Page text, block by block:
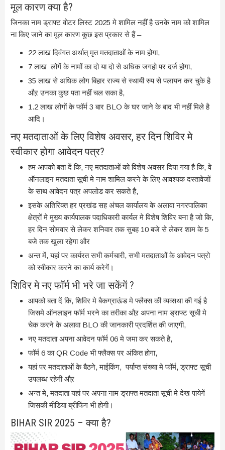
मूल कारण क्या है?
जिनका नाम ड्राफ्ट वोटर लिस्ट 2025 मे शामिल नहीं है उनके नाम को शामिल
ना किए जाने का मूल कारण कुछ इस प्रकार से हैं –
22 लाख दिवंगत अर्थात् मृत मतदाताओं के नाम होगा,
7 लाख लोगें के नामों का दो या दो से अधिक जगहो पर दर्ज होगा,
35 लाख से अधिक लोग बिहार राज्य से स्थायी रुप से पलायन कर चुके है
औऱ उनका कुछ पता नहीं चल सका है,
1.2 लाख लोगों के फॉर्म 3 बार BLO के घर जाने के बाद भी नहीं मिले है
आदि।
नए मतदाताओं के लिए विशेष अवसर, हर दिन शिविर मे
स्वीकार होगा आवेदन पत्र?
हम आपको बता दें कि, नए मतदाताओं को विशेष अवसर दिया गया है कि, वे
ऑनलाइन मतदाता सूची मे नाम शामिल करने के लिए आवश्यक दस्तावेजों
के साथ आवेदन पत्र अपलोड कर सकते है,
इसके अतिरिक्त हर प्रखंड सह अंचल कार्यालय के अलावा नगरपालिका
क्षेत्रों मे मुख्य कार्यपालक पदाधिकारी कार्यल मे विशेष शिविर बना है जो कि,
हर दिन सोमवार से लेकर शनिवार तक सुबह 10 बजे से लेकर शाम के 5
बजे तक खुला रहेगा और
अन्त में, यहां पर कार्यरत सभी कर्मचारी, सभी मतदाताओं के आवेदन पत्रो
को स्वीकार करने का कार्य करेगें।
शिविर मे नए फॉर्म भी भरे जा सकेंगें ?
आपको बता दें कि, शिविर मे बैकग्राऊंड मे फ्लैक्स की व्यव्सथा की गई है
जिसमे ऑनलाइन फॉर्म भरने का तरीका औऱ अपना नाम ड्राफ्ट सूची मे
चेक करने के अलावा BLO की जानकारी प्रदर्शित की जाएगी,
नए मतदाता अपना आवेदन फॉर्म 06 मे जमा कर सकते है,
फॉर्म 6 का QR Code भी फ्लैक्स पर अंकित होगा,
यहां पर मतदाताओं के बैठने, माईकिंग, पर्याप्त संख्या मे फॉर्म, ड्राफ्ट सूची
उपलब्ध रहेगी औऱ
अन्त मे, मतदाता यहां पर अपना नाम ड्राफ्त मतदाता सूची मे देख पायेगें
जिसकी मीडिया ब्रीफिंग भी होगी।
BIHAR SIR 2025 – क्या है?